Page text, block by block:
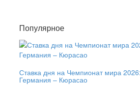
Популярное
Ставка дня на Чемпионат мира
Германия – Кюрасао